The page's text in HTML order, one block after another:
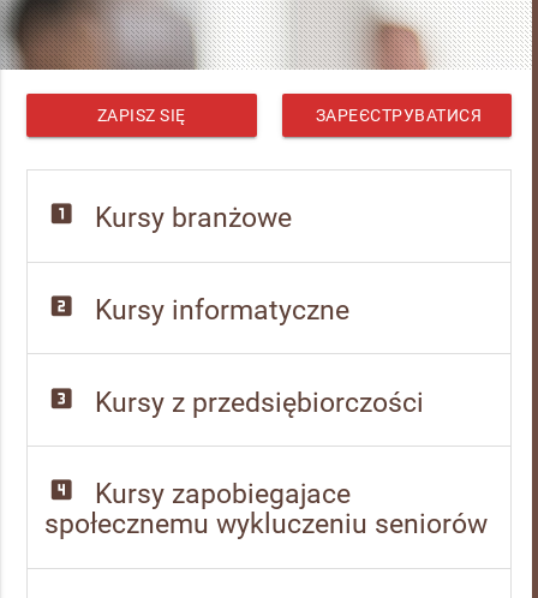
ZAPISZ SIĘ ЗАРЕЄСТРУВАТИСЯ
looks_one Kursy branżowe
looks_two Kursy informatyczne
looks_3 Kursy z przedsiębiorczości
looks_4
Kursy zapobiegajace
społecznemu wykluczeniu seniorów